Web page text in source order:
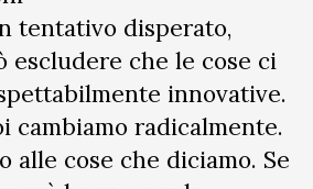
tentativo disperato,
che le cose ci
innovative.
cambiamo radicalmente.
alle cose che diciamo. Se